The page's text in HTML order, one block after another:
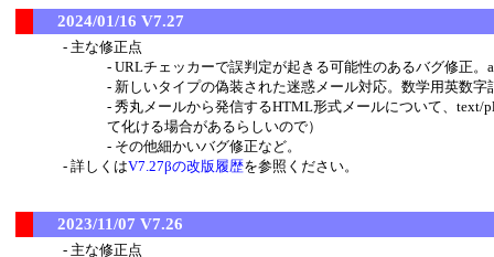
2024/01/16 V7.27
主な修正点
URLチェッカーで誤判定が起きる可能性のあるバグ修正
新しいタイプの偽装された迷惑メール対応。数学用英数
秀丸メールから発信するHTML形式メールについて、text/
て化ける場合があるらしいので）
その他細かいバグ修正など。
詳しくはV7.27βの改版履歴を参照ください。
2023/11/07 V7.26
主な修正点